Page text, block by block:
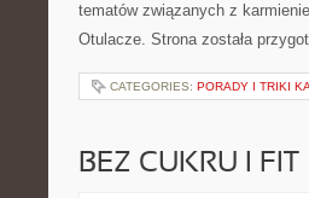
tematów związanych z
Otulacze. Strona została
CATEGORIES: PORADY I TRIKI
BEZ CUKRU I FIT